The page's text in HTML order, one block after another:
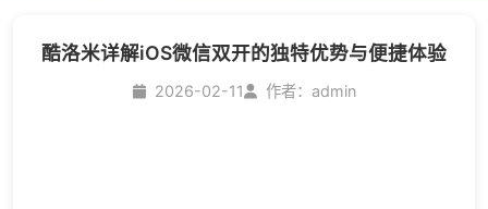
酷洛米详解iOS微信双开的独特优势与便捷体验
2026-02-11 作者：admin